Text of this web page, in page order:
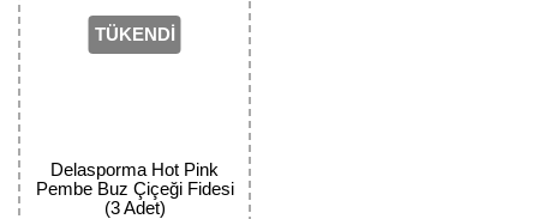
TÜKENDİ
Delasporma Hot Pink
Pembe Buz Çiçeği Fidesi
(3 Adet)
Kızılcık Fidanı
Liçi Fidanı